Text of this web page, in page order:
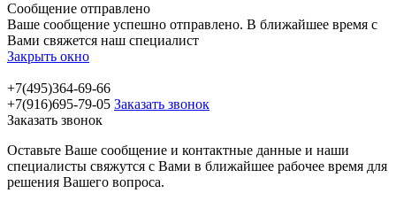
Сообщение отправлено
Ваше сообщение успешно отправлено. В ближайшее время с
Вами свяжется наш специалист
Закрыть окно
+7(495)364-69-66
+7(916)695-79-05 Заказать звонок
Заказать звонок
Оставьте Ваше сообщение и контактные данные и наши
специалисты свяжутся с Вами в ближайшее рабочее время для
решения Вашего вопроса.